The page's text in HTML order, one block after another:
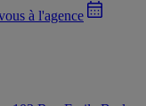
à l'agence